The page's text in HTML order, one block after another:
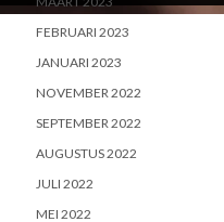
FEBRUARI 2023
JANUARI 2023
NOVEMBER 2022
SEPTEMBER 2022
AUGUSTUS 2022
JULI 2022
MEI 2022